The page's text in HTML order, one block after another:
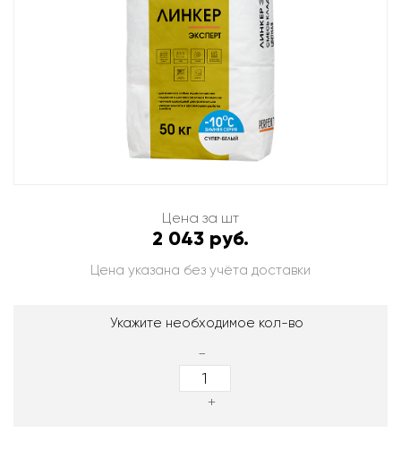
Цена за шт
2 043 руб.
Цена указана без учёта доставки
Укажите необходимое кол-во
-
+